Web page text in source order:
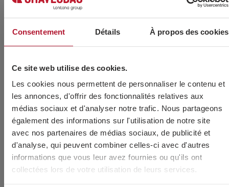
Consentement Détails À propos des cookies
Ce site web utilise des cookies.
Les cookies nous permettent de personnaliser le contenu et
les annonces, d'offrir des fonctionnalités relatives aux
médias sociaux et d'analyser notre trafic. Nous partageons
également des informations sur l'utilisation de notre site
avec nos partenaires de médias sociaux, de publicité et
d'analyse, qui peuvent combiner celles-ci avec d'autres
informations que vous leur avez fournies ou qu'ils ont
collectées lors de votre utilisation de leurs services.